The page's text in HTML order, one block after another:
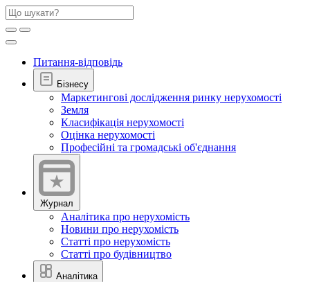
Питання-відповідь
Бізнесу
Маркетингові дослідження ринку нерухомості
Земля
Класифікація нерухомості
Оцінка нерухомості
Професійні та громадські об'єднання
Журнал
Аналітика про нерухомість
Новини про нерухомість
Статті про нерухомість
Статті про будівництво
Аналітика